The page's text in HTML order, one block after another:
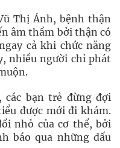
Thị Ánh, bệnh thận
âm thầm bởi thận có
cả khi chức năng
nhiều người chỉ phát
các bạn trẻ đừng đợi
được mới đi khám.
nhỏ của cơ thể, bởi
báo qua những dấu